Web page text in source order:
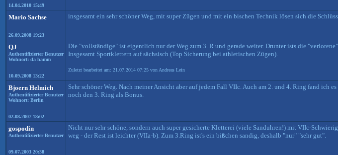
14.04.2010 15:49
Mario Sachse
26.09.2008 19:23
insgesamt ein sehr schöner Weg, mit super Zügen und mit ein bischen Technik lösen sich die
QJ
Authentifizierter Benutzer
Wohnort: da hamm
10.09.2008 13:22
Die "vollständige" ist eigentlich nur der Weg zum 3. R und gerade weiter. Drunter ists die
Insgesamt Sportklettern auf sächsisch (Top Sicherung bei athletischen Zügen).
Zuletzt bearbeitet am: 21.07.2014 07:25 von Andreas Lein
Bjoern Helmich
Authentifizierter Benutzer
Wohnort: Berlin
02.08.2007 18:02
Sehr schöner Weg. Nach meiner Ansicht aber auf jedem Fall VIIc. Auch am 2. und 4. Ring fand ich
noch den 3. Ring als Bonus.
gospodin
Authentifizierter Benutzer
09.07.2003 20:38
Nicht nur sehr schöne, sondern auch super gesicherte Kletterei (viele Sanduhren!) mit VIIc-
weg - der Rest ist leichter (VIIa-b). Zum 3.Ring ist's ein bißchen sandig, deshalb "nur" "sehr gut".